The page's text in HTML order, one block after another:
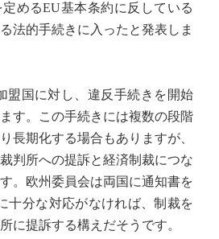
めるEU基本条約に反している
法的手続きに入ったと発表しま
国に対し、違反手続きを開始
す。この手続きには複数の段階
長期化する場合もありますが、
判所への提訴と経済制裁につな
。欧州委員会は両国に通知書を
十分な対応がなければ、制裁を
に提訴する構えだそうです。